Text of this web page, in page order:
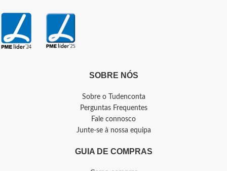
SOBRE NÓS
Sobre o Tudenconta
Perguntas Frequentes
Fale connosco
Junte-se à nossa equipa
GUIA DE COMPRAS